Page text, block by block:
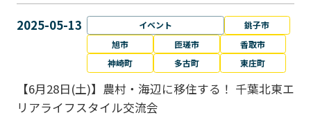
2025-05-13 イベント
銚子市
旭市
匝瑳市
香取市
神崎町
多古町 東庄町
【6月28日(土)】農村・海辺に移住する！ 千葉北東エ
リアライフスタイル交流会